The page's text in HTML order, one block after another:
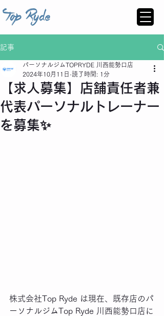
記事
【求人募集】店舗責任者兼
代表パーソナルトレーナー
を募集✨
パーソナルジムTOPRYDE 川西能勢口店
2024年10月11日 読了時間: 1分
株式会社Top Ryde は現在、既存店のパ
ーソナルジムTop Ryde 川西能勢口店に